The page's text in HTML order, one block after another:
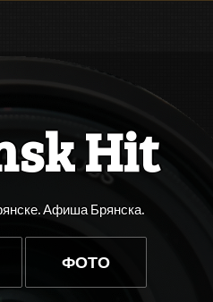
Hit
Афиша Брянска.
ФОТО